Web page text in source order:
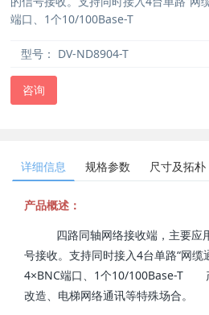
端口、1个10/100Base-T
型号： DV-ND8904-T
咨询
详细信息 规格参数 尺寸及拓朴
产品概述：
四路同轴网络接收端，主要应用
号接收。支持同时接入4台单路“网缆
4×BNC端口、1个10/100Base-T
改造、电梯网络通讯等特殊场合。